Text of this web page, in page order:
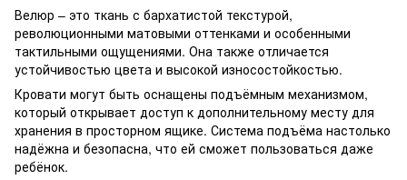
Велюр – это ткань с бархатистой текстурой,
революционными матовыми оттенками и особенными
тактильными ощущениями. Она также отличается
устойчивостью цвета и высокой износостойкостью.
Кровати могут быть оснащены подъёмным механизмом,
который открывает доступ к дополнительному месту для
хранения в просторном ящике. Система подъёма настолько
надёжна и безопасна, что ей сможет пользоваться даже
ребёнок.